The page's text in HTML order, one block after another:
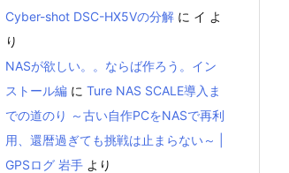
Cyber-shot DSC-HX5Vの分解 に イ よ
り
NASが欲しい。。ならば作ろう。イン
ストール編 に Ture NAS SCALE導入ま
での道のり ～古い自作PCをNASで再利
用、還暦過ぎても挑戦は止まらない～ |
GPSログ 岩手 より